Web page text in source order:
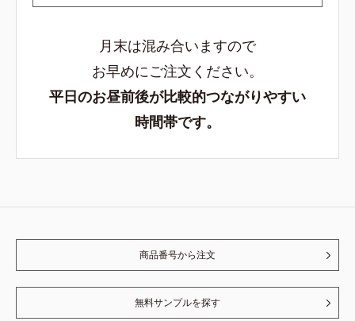
月末は混み合いますので
お早めにご注文ください。
平日のお昼前後が比較的つながりやすい
時間帯です。
商品番号から注文
無料サンプルを探す